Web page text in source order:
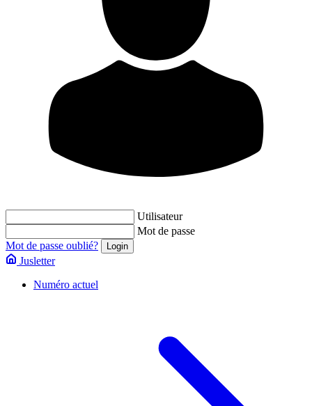
Utilisateur
Mot de passe
Mot de passe oublié?
Jusletter
Numéro actuel